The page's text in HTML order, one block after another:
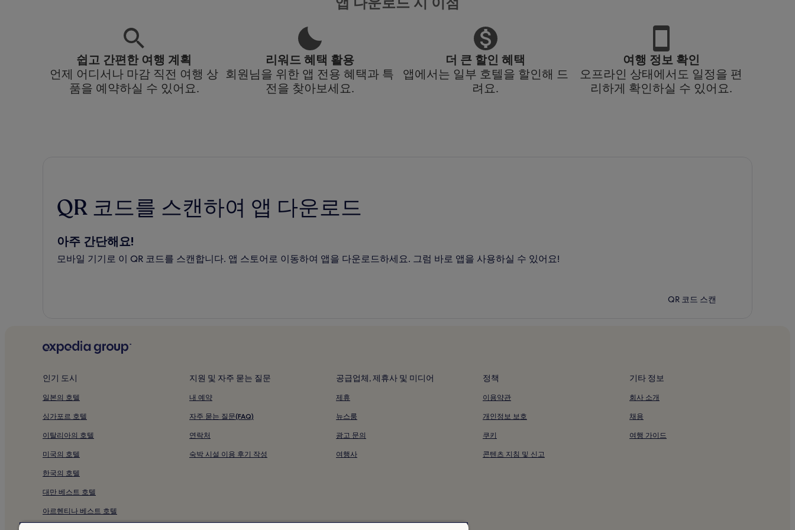
쉽고 간편한 여행 계획
언제 어디서나 마감 직전 여행 상
품을 예약하실 수 있어요.
리워드 혜택 활용
회원님을 위한 앱 전용 혜택과 특
전을 찾아보세요.
더 큰 할인 혜택
앱에서는 일부 호텔을 할인해 드
려요.
여행 정보 확인
오프라인 상태에서도 일정을 편
리하게 확인하실 수 있어요.
QR 코드를 스캔하여 앱 다운로드
아주 간단해요!
모바일 기기로 이 QR 코드를 스캔합니다. 앱 스토어로 이동하여 앱을 다운로드하세요. 그럼 바로 앱을 사용하실 수 있어요!
QR 코드 스캔
인기 도시
일본의 호텔
싱가포르 호텔
이탈리아의 호텔
미국의 호텔
한국의 호텔
대만 베스트 호텔
아르헨티나 베스트 호텔
지원 및 자주 묻는 질문
내 예약
자주 묻는 질문(FAQ)
연락처
숙박 시설 이용 후기 작성
공급업체, 제휴사 및 미디어
제휴
뉴스룸
광고 문의
여행사
정책
이용약관
개인정보 보호
쿠키
콘텐츠 지침 및 신고
기타 정보
회사 소개
채용
여행 가이드